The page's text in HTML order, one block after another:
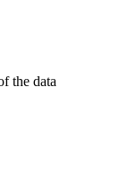
the data